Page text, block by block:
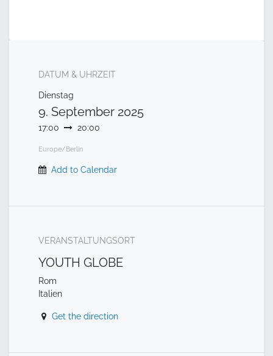
DATUM & UHRZEIT
Dienstag
9. September 2025
17:00 20:00
Europe/Berlin
Add to Calendar
VERANSTALTUNGSORT
YOUTH GLOBE
Rom
Italien
Get the direction